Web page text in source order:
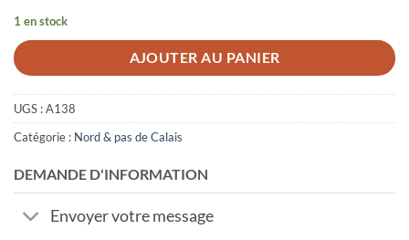
1 en stock
AJOUTER AU PANIER
UGS :A138
Catégorie : Nord & pas de Calais
DEMANDE D'INFORMATION
Envoyer votre message